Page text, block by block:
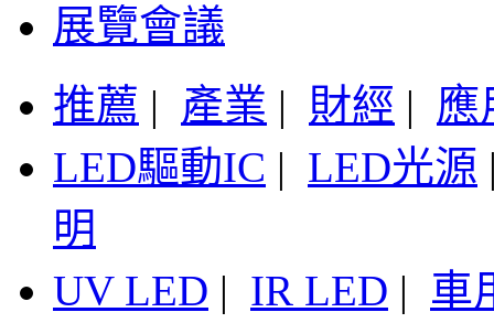
展覽會議
推薦 | 產業 | 財經 | 應
LED驅動IC | LED光源
明
UV LED | IR LED | 車